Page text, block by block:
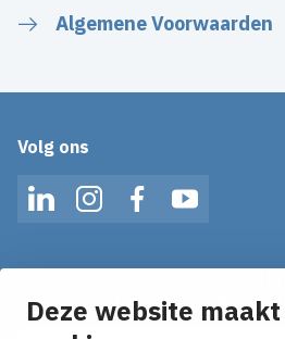
Deze website
Algemene Voorwaarden
Volg ons
LinkedInInstagramFacebookYouTube
en ontvang het laatste nieuws